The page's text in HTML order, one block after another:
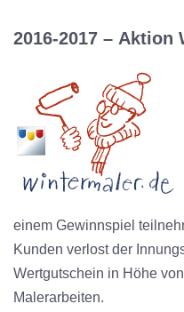
2016-2017 – Aktion
einem Gewinnspiel
Kunden verlost der
Wertgutschein in Höhe
Malerarbeiten.